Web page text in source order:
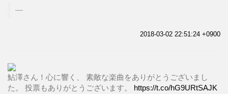
2018-03-02 22:51:24 +0900
鮎澤さん！心に響く、 素敵な楽曲をありがとうございまし
た。 投票もありがとうございます。 https://t.co/hG9URtSAJK